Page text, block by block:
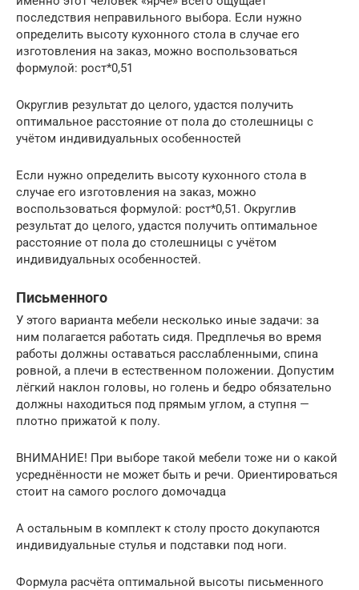
последствия неправильного выбора. Если нужно
определить высоту кухонного стола в случае его
изготовления на заказ, можно воспользоваться
формулой: рост*0,51
Округлив результат до целого, удастся получить
оптимальное расстояние от пола до столешницы с
учётом индивидуальных особенностей
Если нужно определить высоту кухонного стола в
случае его изготовления на заказ, можно
воспользоваться формулой: рост*0,51. Округлив
результат до целого, удастся получить оптимальное
расстояние от пола до столешницы с учётом
индивидуальных особенностей.
Письменного
У этого варианта мебели несколько иные задачи: за
ним полагается работать сидя. Предплечья во время
работы должны оставаться расслабленными, спина
ровной, а плечи в естественном положении. Допустим
лёгкий наклон головы, но голень и бедро обязательно
должны находиться под прямым углом, а ступня —
плотно прижатой к полу.
ВНИМАНИЕ! При выборе такой мебели тоже ни о какой
усреднённости не может быть и речи. Ориентироваться
стоит на самого рослого домочадца
А остальным в комплект к столу просто докупаются
индивидуальные стулья и подставки под ноги.
Формула расчёта оптимальной высоты письменного